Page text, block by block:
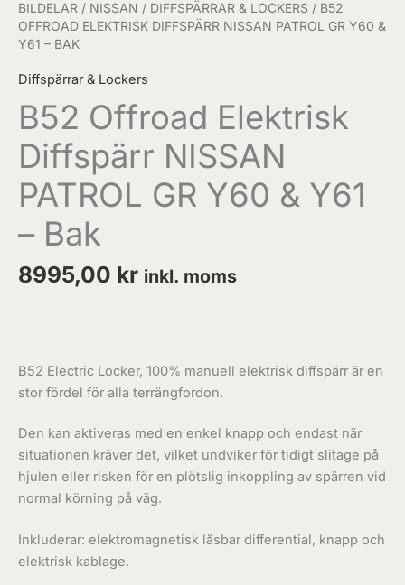
BILDELAR / NISSAN / DIFFSPÄRRAR & LOCKERS / B52
OFFROAD ELEKTRISK DIFFSPÄRR NISSAN PATROL GR Y60 &
Y61 – BAK
Diffspärrar & Lockers
B52 Offroad Elektrisk
Diffspärr NISSAN
PATROL GR Y60 & Y61
– Bak
8995,00 kr inkl. moms
B52 Electric Locker, 100% manuell elektrisk diffspärr är en
stor fördel för alla terrängfordon.
Den kan aktiveras med en enkel knapp och endast när
situationen kräver det, vilket undviker för tidigt slitage på
hjulen eller risken för en plötslig inkoppling av spärren vid
normal körning på väg.
Inkluderar: elektromagnetisk låsbar differential, knapp och
elektrisk kablage.
Bak
mängd